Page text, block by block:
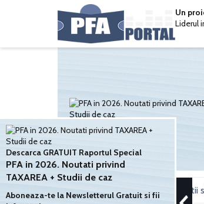
Un
Liderul
sediul social: Calcul impozit, declaratii si
Descarca GRATUIT Raportul Special
PFA in 2026. Noutati privind
TAXAREA + Studii de caz
Aboneaza-te la Newsletterul Gratuit si fii